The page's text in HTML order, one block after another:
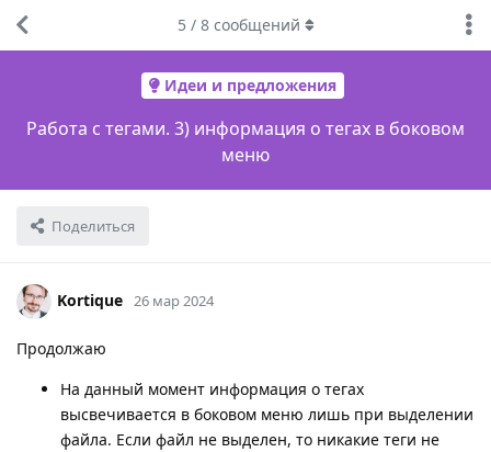
Идеи и предложения
Работа с тегами. 3) информация о тегах в боковом
меню
Поделиться
5 / 8сообщений
Kortique 26 мар 2024
Продолжаю
На данный момент информация о тегах
высвечивается в боковом меню лишь при выделении
файла. Если файл не выделен, то никакие теги не